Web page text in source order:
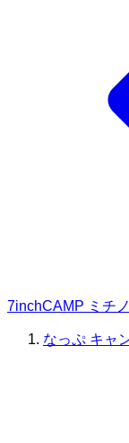
7inchCAMP ミチ
なっぷ キャ